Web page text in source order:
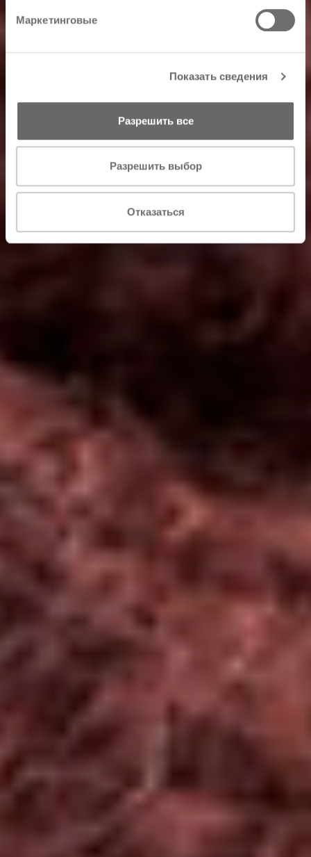
Маркетинговые
Показать сведения
Разрешить все
Разрешить выбор
Отказаться